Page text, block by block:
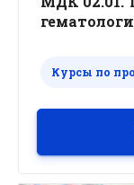
Курсы по